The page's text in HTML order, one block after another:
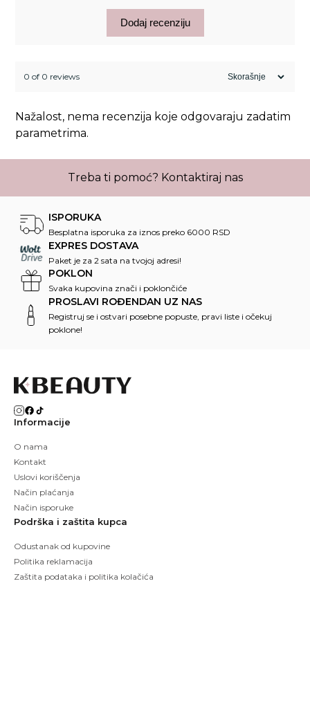
Dodaj recenziju
0 of 0 reviews
Nažalost, nema recenzija koje odgovaraju zadatim
parametrima.
Treba ti pomoć? Kontaktiraj nas
ISPORUKA
Besplatna isporuka za iznos preko 6000 RSD
EXPRES DOSTAVA
Paket je za 2 sata na tvojoj adresi!
POKLON
Svaka kupovina znači i poklončiće
PROSLAVI ROĐENDAN UZ NAS
Registruj se i ostvari posebne popuste, pravi liste i očekuj
poklone!
Informacije
O nama
Kontakt
Uslovi koriščenja
Način plaćanja
Način isporuke
Podrška i zaštita kupca
Odustanak od kupovine
Politika reklamacija
Zaštita podataka i politika kolačića